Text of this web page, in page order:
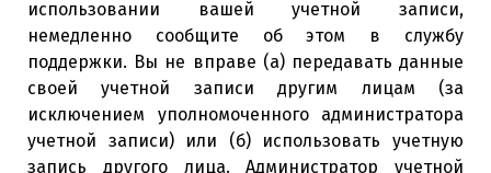
использовании вашей учетной записи,
немедленно сообщите об этом в службу
поддержки. Вы не вправе (а) передавать данные
своей учетной записи другим лицам (за
исключением уполномоченного администратора
учетной записи) или (б) использовать учетную
запись другого лица. Администратор учетной